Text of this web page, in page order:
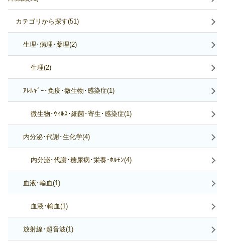
カテゴリから探す(51)
生理･病理･薬理(2)
生理(2)
ｱﾚﾙｷﾞｰ･免疫･微生物･感染症(1)
微生物･ｳｨﾙｽ･細菌･寄生･感染症(1)
内分泌･代謝･生化学(4)
内分泌･代謝･糖尿病･栄養･ﾎﾙﾓﾝ(4)
血液･輸血(1)
血液･輸血(1)
放射線･超音波(1)